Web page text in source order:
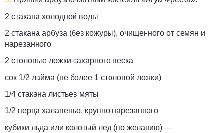
2 стакана холодной воды
2 стакана арбуза (без кожуры), очищенного от семян и
нарезанного
2 столовые ложки сахарного песка
сок 1/2 лайма (не более 1 столовой ложки)
1/4 стакана листьев мяты
1/2 перца халапеньо, крупно нарезанного
кубики льда или колотый лед (по желанию) —